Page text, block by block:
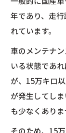
年であり、走
れています。
車のメンテナ
いる状態であ
が、15万キロ
が発生してし
も少なくありま